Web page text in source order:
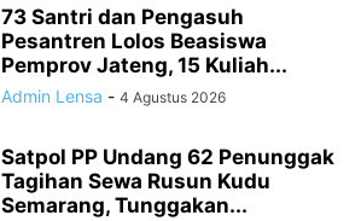
73 Santri dan Pengasuh
Pesantren Lolos Beasiswa
Pemprov Jateng, 15 Kuliah...
Admin Lensa - 4 Agustus 2026
Satpol PP Undang 62 Penunggak
Tagihan Sewa Rusun Kudu
Semarang, Tunggakan...